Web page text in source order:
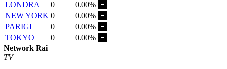
LONDRA
0
0.00%
NEW YORK 0
0.00%
PARIGI
0
0.00%
TOKYO
0
0.00%
Network Rai
TV